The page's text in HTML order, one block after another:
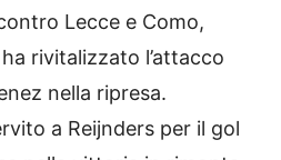
Lecce e Como,
rivitalizzato l’attacco
nella ripresa.
a Reijnders per il gol